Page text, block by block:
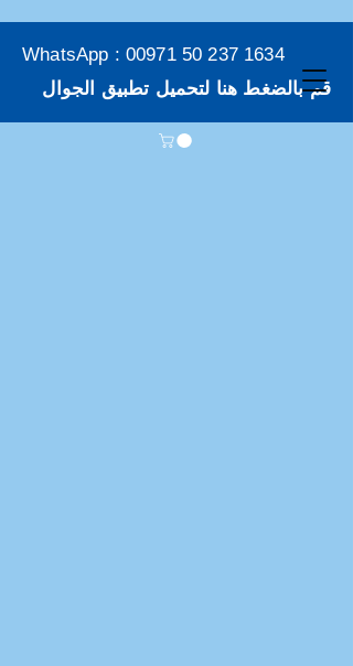
WhatsApp : 00971 50 237 1634
قم بالضغط هنا لتحميل تطبيق الجوال